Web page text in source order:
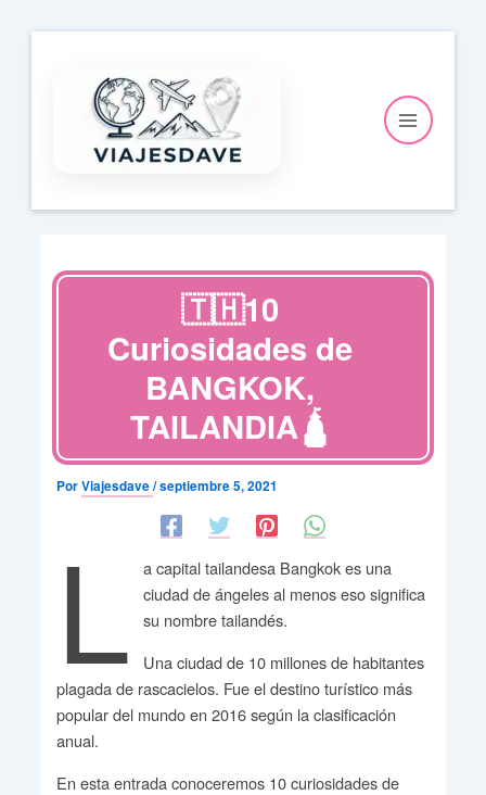
contenido
🇹🇭10
Curiosidades de
BANGKOK,
TAILANDIA🛕
PorViajesdave/septiembre 5, 2021
L
a capital tailandesa Bangkok es una
ciudad de ángeles al menos eso significa
su nombre tailandés.
Una ciudad de 10 millones de habitantes
plagada de rascacielos. Fue el destino turístico más
popular del mundo en 2016 según la clasificación
anual.
En esta entrada conoceremos 10 curiosidades de